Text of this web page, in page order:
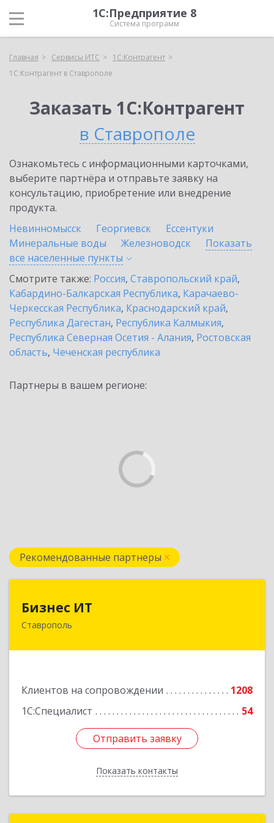
1С:Предприятие 8
Система программ
Главная Сервисы ИТС
1С:Контрагент
1С:Контрагент в Ставрополе
Заказать 1С:Контрагент
в Ставрополе
Ознакомьтесь с информационными карточками,
выберите партнёра и отправьте заявку на
консультацию, приобретение или внедрение
продукта.
Невинномысск
Георгиевск
Ессентуки
Минеральные воды
Железноводск
Показать
все населенные пункты
Смотрите также: Россия, Ставропольский край,
Кабардино-Балкарская Республика, Карачаево-
Черкесская Республика, Краснодарский край,
Республика Дагестан, Республика Калмыкия,
Республика Северная Осетия - Алания, Ростовская
область, Чеченская республика
Партнеры в вашем регионе:
Рекомендованные партнеры
Бизнес ИТ
Ставрополь
Клиентов на сопровождении
1208
1С:Специалист
54
Отправить заявку
Показать контакты
355035, Ставропольский край, Ставрополь г, 1
Отправить заявку
Назад